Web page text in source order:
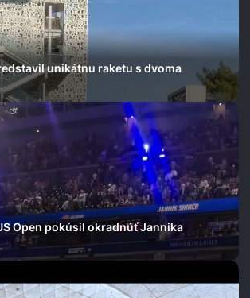
unikátnu raketu s dvoma
Open pokúsil okradnúť Jannika